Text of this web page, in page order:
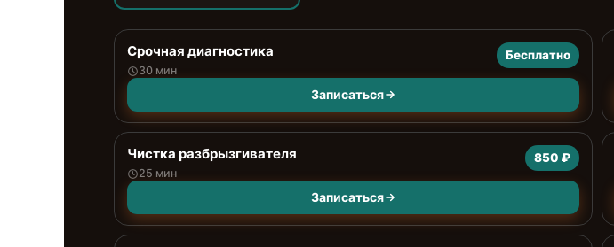
Срочная диагностика
30 мин
Бесплатно
Записаться
Чистка разбрызгивателя
25 мин
850 ₽
Записаться